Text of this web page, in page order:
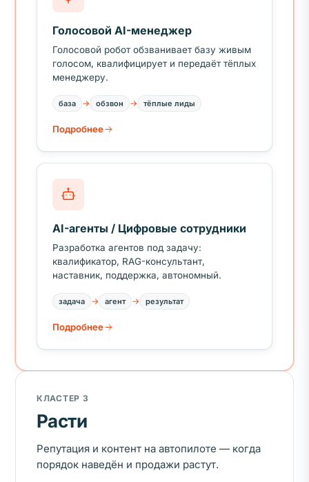
Голосовой AI-менеджер
Голосовой робот обзванивает базу живым
голосом, квалифицирует и передаёт тёплых
менеджеру.
база → обзвон → тёплые лиды
Подробнее
AI-агенты / Цифровые сотрудники
Разработка агентов под задачу:
квалификатор, RAG-консультант,
наставник, поддержка, автономный.
задача → агент → результат
Подробнее
КЛАСТЕР 3
Расти
Репутация и контент на автопилоте — когда
порядок наведён и продажи растут.